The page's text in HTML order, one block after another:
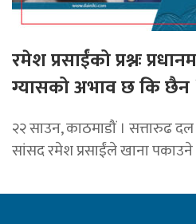
रमेश प्रसाईंको प्रश्नः
ग्यासको अभाव छ कि छैन
२२ साउन, काठमाडौं । सत्तारुढ दल
सांसद रमेश प्रसाईंले खाना